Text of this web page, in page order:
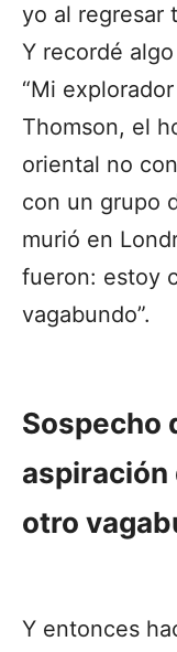
yo al regresar
Y recordé
“Mi
Thomson, el
oriental no
con un grupo
murió en
fueron: estoy
vagabundo”.
Sospecho
aspiración
otro
Y entonces